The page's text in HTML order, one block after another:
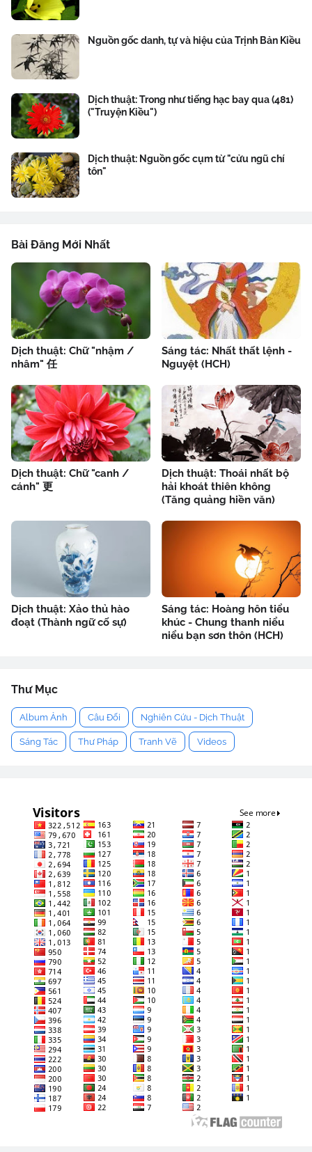
Nguồn gốc danh, tự và hiệu của Trịnh Bản Kiều
Dịch thuật: Trong như tiếng hạc bay qua (481)
("Truyện Kiều")
Dịch thuật: Nguồn gốc cụm từ "cửu ngũ chí
tôn"
Bài Đăng Mới Nhất
Dịch thuật: Chữ "nhậm /
nhâm" 任
Sáng tác: Nhất thất lệnh -
Nguyệt (HCH)
Dịch thuật: Chữ "canh /
cánh" 更
Dịch thuật: Thoái nhất bộ
hải khoát thiên không
(Tăng quảng hiền văn)
Dịch thuật: Xảo thủ hào
đoạt (Thành ngữ cố sự)
Sáng tác: Hoàng hôn tiểu
khúc - Chung thanh niểu
niểu bạn sơn thôn (HCH)
Thư Mục
Album Ảnh Câu Đối Nghiên Cứu - Dịch Thuật
Sáng Tác Thư Pháp Tranh Vẽ Videos